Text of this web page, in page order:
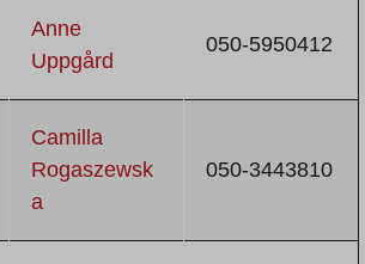
Anne
Uppgård
050-5950412
Camilla
Rogaszewsk
a
050-3443810